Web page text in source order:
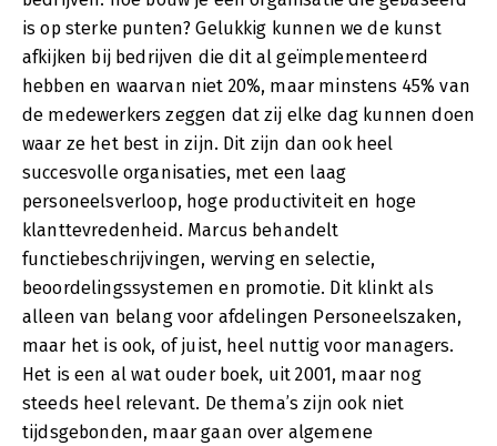
is op sterke punten? Gelukkig kunnen we de kunst
afkijken bij bedrijven die dit al geïmplementeerd
hebben en waarvan niet 20%, maar minstens 45% van
de medewerkers zeggen dat zij elke dag kunnen doen
waar ze het best in zijn. Dit zijn dan ook heel
succesvolle organisaties, met een laag
personeelsverloop, hoge productiviteit en hoge
klanttevredenheid. Marcus behandelt
functiebeschrijvingen, werving en selectie,
beoordelingssystemen en promotie. Dit klinkt als
alleen van belang voor afdelingen Personeelszaken,
maar het is ook, of juist, heel nuttig voor managers.
Het is een al wat ouder boek, uit 2001, maar nog
steeds heel relevant. De thema’s zijn ook niet
tijdsgebonden, maar gaan over algemene